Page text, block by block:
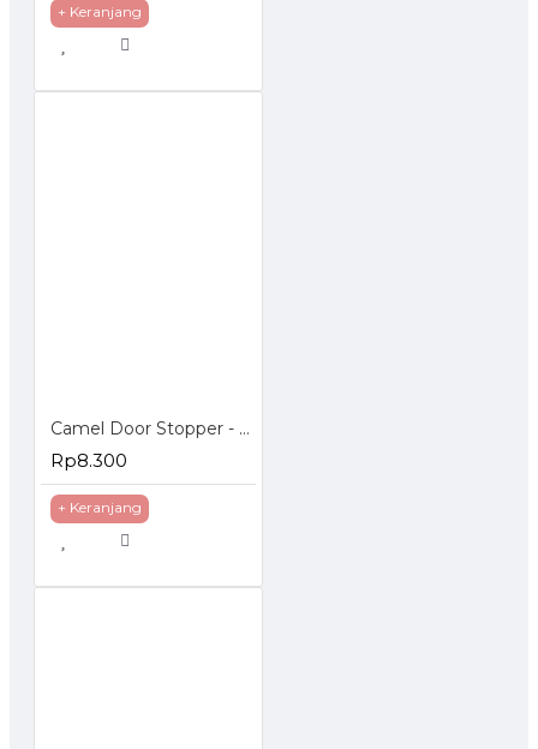
+ Keranjang
Camel Door Stopper - Penahan Pintu Magnetic
Rp8.300
+ Keranjang